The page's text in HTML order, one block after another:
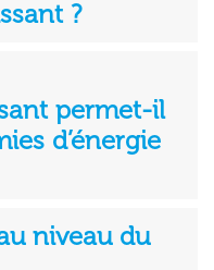
?
permet-il
d’énergie
niveau du